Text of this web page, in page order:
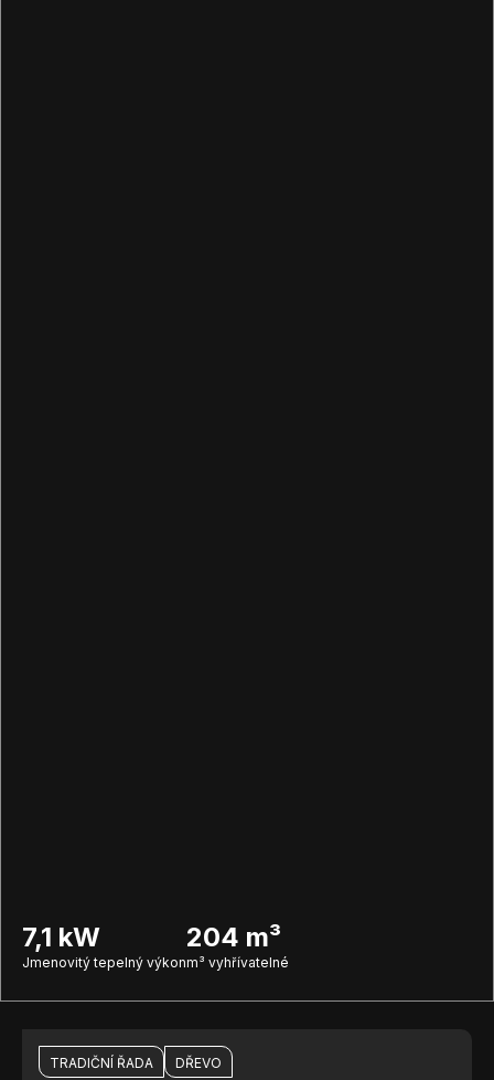
7,1 kW
Jmenovitý tepelný výkon
204 m³
m³ vyhřívatelné
TRADIČNÍ ŘADA DŘEVO